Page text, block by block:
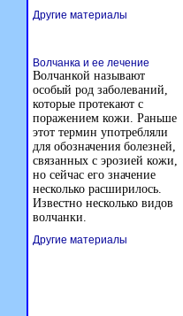
Другие материалы
Волчанка и ее лечение
Волчанкой называют
особый род заболеваний,
которые протекают с
поражением кожи. Раньше
этот термин употребляли
для обозначения болезней,
связанных с эрозией кожи,
но сейчас его значение
несколько расширилось.
Известно несколько видов
волчанки.
Другие материалы